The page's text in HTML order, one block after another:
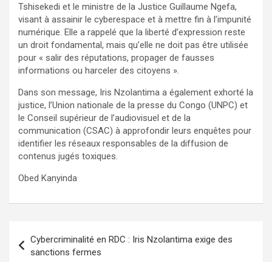
Tshisekedi et le ministre de la Justice Guillaume Ngefa,
visant à assainir le cyberespace et à mettre fin à l’impunité
numérique. Elle a rappelé que la liberté d’expression reste
un droit fondamental, mais qu’elle ne doit pas être utilisée
pour « salir des réputations, propager de fausses
informations ou harceler des citoyens ».
Dans son message, Iris Nzolantima a également exhorté la
justice, l’Union nationale de la presse du Congo (UNPC) et
le Conseil supérieur de l’audiovisuel et de la
communication (CSAC) à approfondir leurs enquêtes pour
identifier les réseaux responsables de la diffusion de
contenus jugés toxiques.
Obed Kanyinda
de
Cybercriminalité en RDC : Iris Nzolantima exige des
sanctions fermes